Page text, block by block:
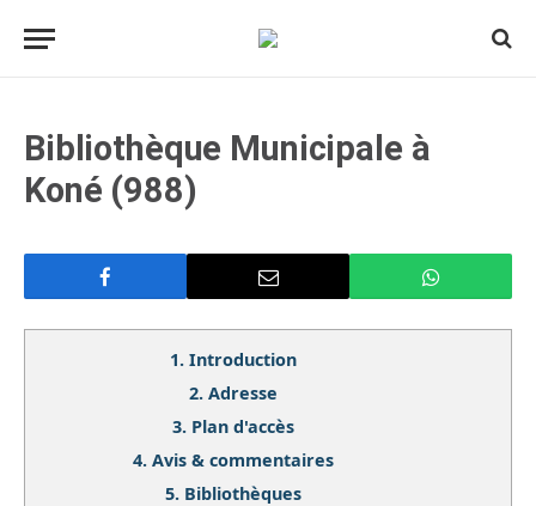
Bibliothèque Municipale à
Koné (988)
1. Introduction
2. Adresse
3. Plan d'accès
4. Avis & commentaires
5. Bibliothèques